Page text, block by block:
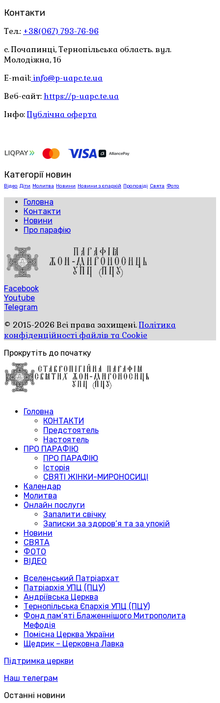
Контакти
Тел.: +38(067) 793-76-96
с. Почапинці, Тернопільська область. вул.
Молодіжна, 1б
E-mail: info@p-uapc.te.ua
Веб-сайт: https://p-uapc.te.ua
Інфо:Публічна оферта
Категорії новин
Відео Діти Молитва Новини Новини з єпархій Проповіді Свята Фото
Головна
Контакти
Новини
Про парафію
Facebook
Youtube
Telegram
© 2015-2026 Всі права захищені.Політика
конфіденційності файлів та Cookie
Прокрутіть до початку
Головна
КОНТАКТИ
Предстоятель
Настоятель
ПРО ПАРАФІЮ
ПРО ПАРАФІЮ
Історія
СВЯТІ ЖІНКИ-МИРОНОСИЦІ
Календар
Молитва
Онлайн послуги
Запалити свічку
Записки за здоров’я та за упокій
Новини
СВЯТА
ФОТО
ВІДЕО
Вселенський Патріархат
Патріархія УПЦ (ПЦУ)
Андріївська Церква
Тернопільська Єпархія УПЦ (ПЦУ)
Фонд пам’яті Блаженнішого Митрополита
Мефодія
Помісна Церква України
Щедрик – Церковна Лавка
Підтримка церкви
Наш телеграм
Останні новини